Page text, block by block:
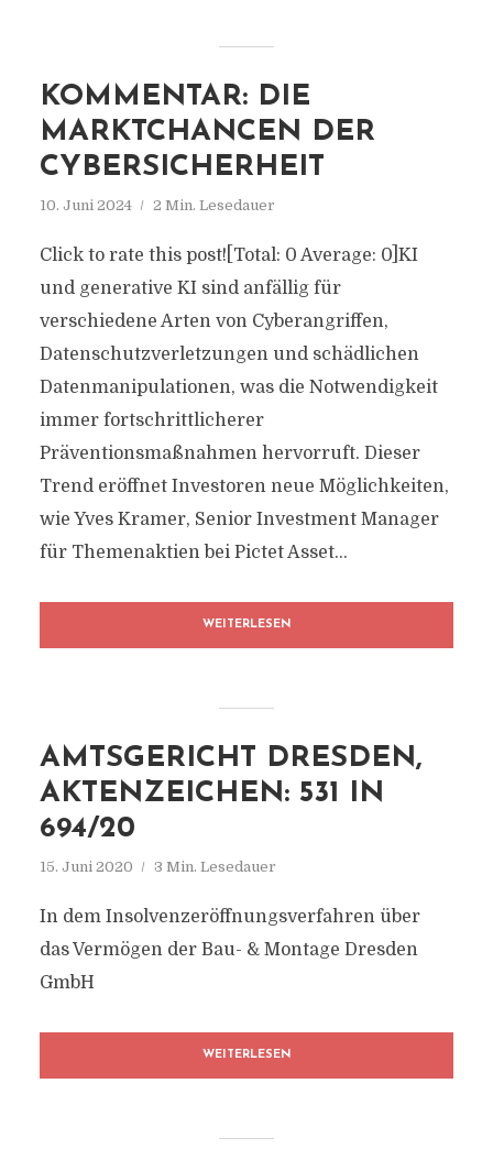
KOMMENTAR: DIE
MARKTCHANCEN DER
CYBERSICHERHEIT
10. Juni 2024 2 Min. Lesedauer
Click to rate this post![Total: 0 Average: 0]KI
und generative KI sind anfällig für
verschiedene Arten von Cyberangriffen,
Datenschutzverletzungen und schädlichen
Datenmanipulationen, was die Notwendigkeit
immer fortschrittlicherer
Präventionsmaßnahmen hervorruft. Dieser
Trend eröffnet Investoren neue Möglichkeiten,
wie Yves Kramer, Senior Investment Manager
für Themenaktien bei Pictet Asset...
WEITERLESEN
AMTSGERICHT DRESDEN,
AKTENZEICHEN: 531 IN
694/20
15. Juni 2020 3 Min. Lesedauer
In dem Insolvenzeröffnungsverfahren über
das Vermögen der Bau- & Montage Dresden
GmbH
WEITERLESEN